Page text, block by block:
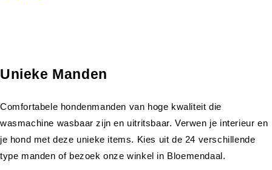
Unieke Manden
Comfortabele hondenmanden van hoge kwaliteit die
wasmachine wasbaar zijn en uitritsbaar. Verwen je interieur en
je hond met deze unieke items. Kies uit de 24 verschillende
type manden of bezoek onze winkel in Bloemendaal.